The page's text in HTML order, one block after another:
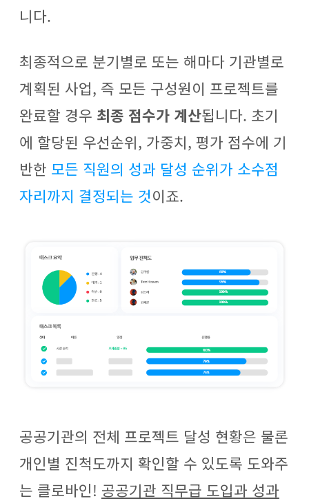
니다.
최종적으로 분기별로 또는 해마다 기관별로
계획된 사업, 즉 모든 구성원이 프로젝트를
완료할 경우 최종 점수가 계산됩니다. 초기
에 할당된 우선순위, 가중치, 평가 점수에 기
반한 모든 직원의 성과 달성 순위가 소수점
자리까지 결정되는 것이죠.
공공기관의 전체 프로젝트 달성 현황은 물론
개인별 진척도까지 확인할 수 있도록 도와주
는 클로바인! 공공기관 직무급 도입과 성과